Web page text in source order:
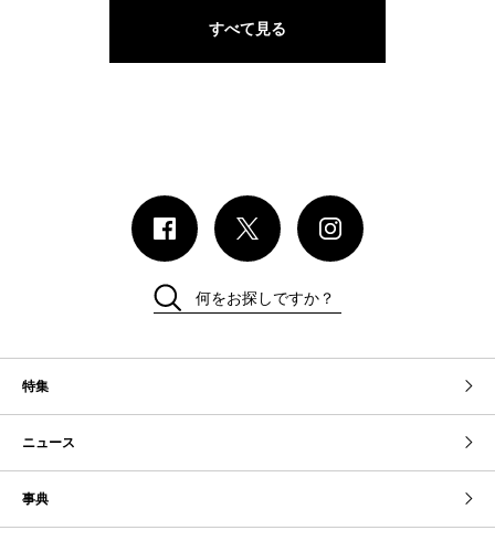
すべて見る
特集
ニュース
事典
何をお探しですか？